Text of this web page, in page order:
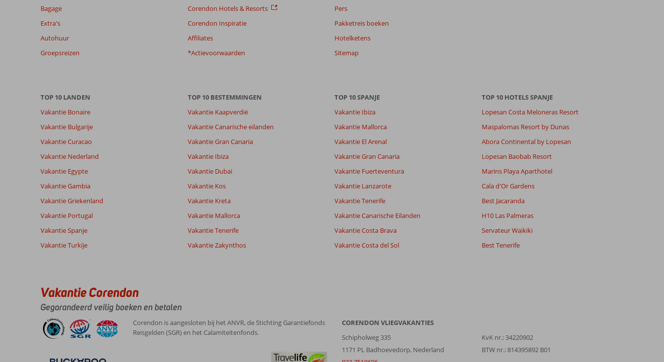
beoordelingen.
20
beoordelingen
9,2
Kamers
9,3
Kindvriendelijk
van onze
klanten
Alle
datum (nieuw > oud)
9,0
Astrid
Cala
Gracio:
Centrumpje
voor,
echter
het
strandje
om
Algemene indruk
Ligging
Service
Prijs/kwaliteit
Bagage
Extra's
Autohuur
Groepsreizen
Corendon Hotels & Resorts
Corendon Inspiratie
Affiliates
*Actievoorwaarden
Pers
Pakketreis boeken
Hotelketens
Sitemap
TOP 10 LANDEN
Vakantie Bonaire
Vakantie Bulgarije
Vakantie Curacao
Vakantie Nederland
Vakantie Egypte
Vakantie Gambia
Vakantie Griekenland
Vakantie Portugal
Vakantie Spanje
Vakantie Turkije
TOP 10 BESTEMMINGEN
Vakantie Kaapverdië
Vakantie Canarische eilanden
Vakantie Gran Canaria
Vakantie Ibiza
Vakantie Dubai
Vakantie Kos
Vakantie Kreta
Vakantie Mallorca
Vakantie Tenerife
Vakantie Zakynthos
TOP 10 SPANJE
Vakantie Ibiza
Vakantie Mallorca
Vakantie El Arenal
Vakantie Gran Canaria
Vakantie Fuerteventura
Vakantie Lanzarote
Vakantie Tenerife
Vakantie Canarische Eilanden
Vakantie Costa Brava
Vakantie Costa del Sol
TOP 10 HOTELS SPANJE
Lopesan Costa Meloneras Resort
Maspalomas Resort by Dunas
Abora Continental by Lopesan
Lopesan Baobab Resort
Marins Playa Aparthotel
Cala d'Or Gardens
Best Jacaranda
H10 Las Palmeras
Servateur Waikiki
Best Tenerife
Vakantie Corendon
Gegarandeerd veilig boeken en betalen
Corendon is aangesloten bij het ANVR, de Stichting Garantiefonds
Reisgelden (SGR) en het Calamiteitenfonds.
CORENDON VLIEGVAKANTIES
Schipholweg 335
1171 PL Badhoevedorp, Nederland
KvK nr.: 34220902
BTW nr.: 814395892 B01